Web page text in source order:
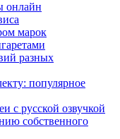
онлайн
марок
разных
популярное
русской озвучкой
собственного